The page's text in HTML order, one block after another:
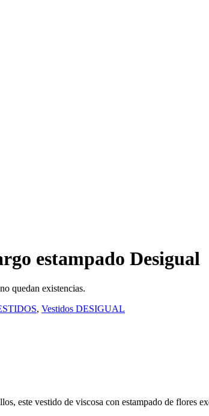
estampado Desigual
quedan existencias.
, Vestidos DESIGUAL
este vestido de viscosa con estampado de flores